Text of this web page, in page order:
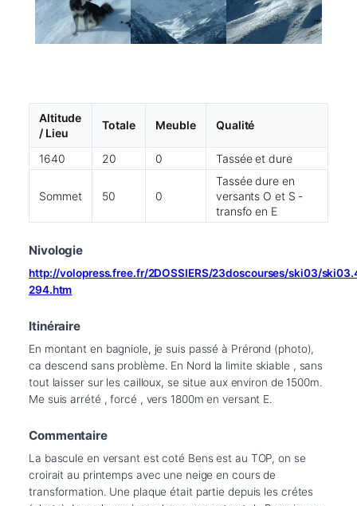
Altitude
/ Lieu
Totale Meuble Qualité
1640 20 0 Tassée et dure
Sommet 50 0
Tassée dure en
versants O et S -
transfo en E
Nivologie
http://volopress.free.fr/2DOSSIERS/23doscourses/ski03/
294.htm
Itinéraire
En montant en bagniole, je suis passé à Prérond (photo),
ca descend sans problème. En Nord la limite skiable , sans
tout laisser sur les cailloux, se situe aux environ de 1500m.
Me suis arrété , forcé , vers 1800m en versant E.
Commentaire
La bascule en versant est coté Bens est au TOP, on se
croirait au printemps avec une neige en cours de
transformation. Une plaque était partie depuis les crétes